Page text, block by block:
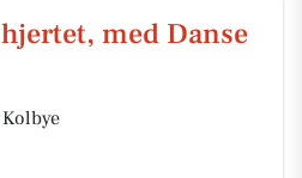
med Danse